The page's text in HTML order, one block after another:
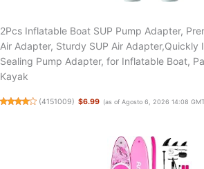
2Pcs Inflatable Boat SUP Pump Adapter,
Air Adapter, Sturdy SUP Air Adapter,Quickly
Sealing Pump Adapter, for Inflatable Boat,
Kayak
(4151009) $6.99 (as of Agosto 6, 2026 14:08